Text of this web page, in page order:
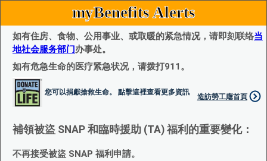
myBenefits Alerts
如有住房、食物、公用事业、或取暖的紧急情况，请即刻联络当
地社会服务部门办事处。
如有危急生命的医疗紧急状况，请拨打911。
您可以捐獻搶救生命。 點擊這裡查看更多資訊
造訪勞工廰首頁
補領被盜 SNAP 和臨時援助 (TA) 福利的重要變化：
不再接受被盜 SNAP 福利申請。